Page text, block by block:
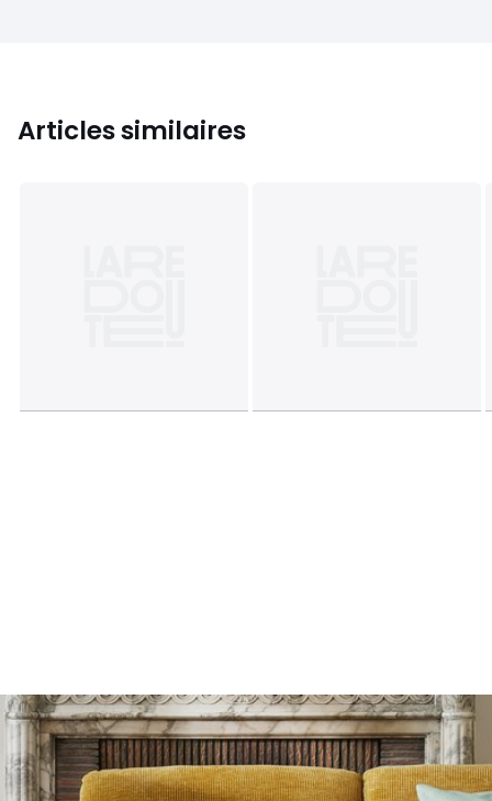
Articles similaires